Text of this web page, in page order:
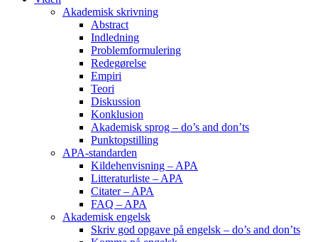
Akademisk skrivning
Abstract
Indledning
Problemformulering
Redegørelse
Empiri
Teori
Diskussion
Konklusion
Akademisk sprog – do’s and don’ts
Punktopstilling
APA-standarden
Kildehenvisning – APA
Litteraturliste – APA
Citater – APA
FAQ – APA
Akademisk engelsk
Skriv god opgave på engelsk – do’s and don’ts